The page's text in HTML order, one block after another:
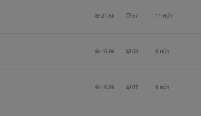
21.5k 57 11 หน้า
16.9k 53 9 หน้า
16.2k 87 9 หน้า